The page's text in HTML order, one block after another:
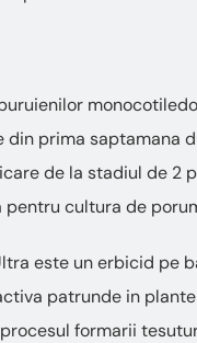
din prima saptamana
de la stadiul de 2
cultura de
este un erbicid pe
patrunde in
formarii